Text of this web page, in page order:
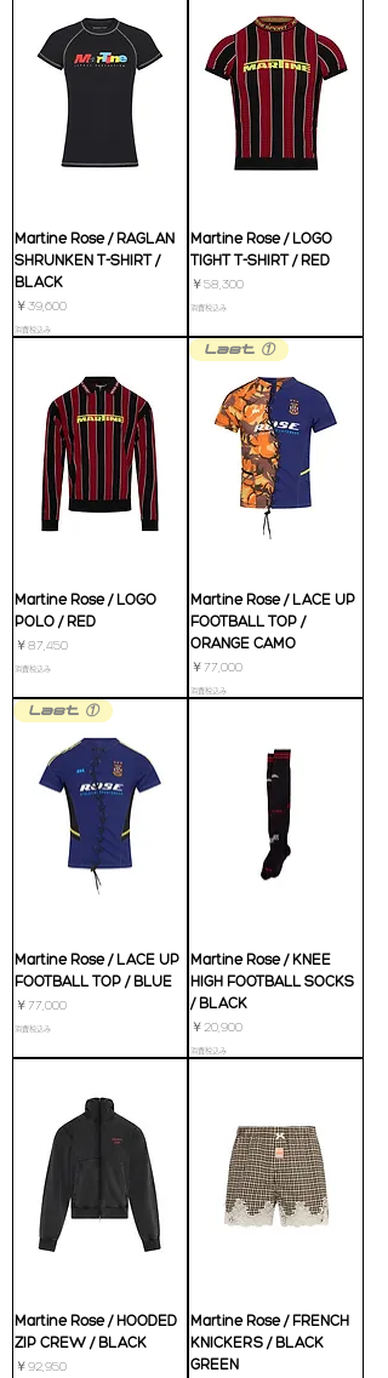
Martine Rose / RAGLAN
SHRUNKEN T-SHIRT /
BLACK
価格
￥39,600
消費税込み
Martine Rose / LOGO
TIGHT T-SHIRT / RED
価格
￥58,300
消費税込み
Martine Rose / LOGO
POLO / RED
価格
￥87,450
消費税込み
Last ①
Martine Rose / LACE UP
FOOTBALL TOP /
ORANGE CAMO
価格
￥77,000
消費税込み
Last ①
Martine Rose / LACE UP
FOOTBALL TOP / BLUE
価格
￥77,000
消費税込み
Martine Rose / KNEE
HIGH FOOTBALL SOCKS
/ BLACK
価格
￥20,900
消費税込み
Martine Rose / HOODED
ZIP CREW / BLACK
価格
￥92,950
Martine Rose / FRENCH
KNICKERS / BLACK
GREEN